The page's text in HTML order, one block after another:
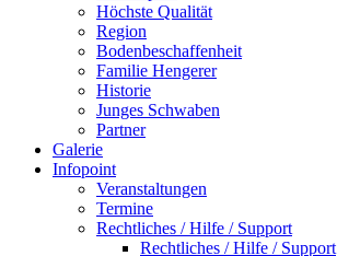
Höchste Qualität
Region
Bodenbeschaffenheit
Familie Hengerer
Historie
Junges Schwaben
Partner
Galerie
Infopoint
Veranstaltungen
Termine
Rechtliches / Hilfe / Support
Rechtliches / Hilfe / Support